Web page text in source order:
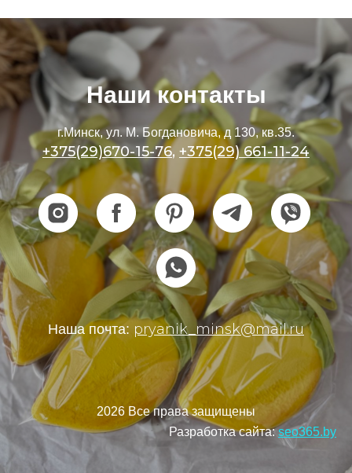
Наши контакты
г.Минск, ул. М. Богдановича, д 130, кв.35.
+375(29)670-15-76, +375(29) 661-11-24
Наша почта: pryanik_minsk@mail.ru
2026 Все права защищены
Разработка сайта: seo365.by